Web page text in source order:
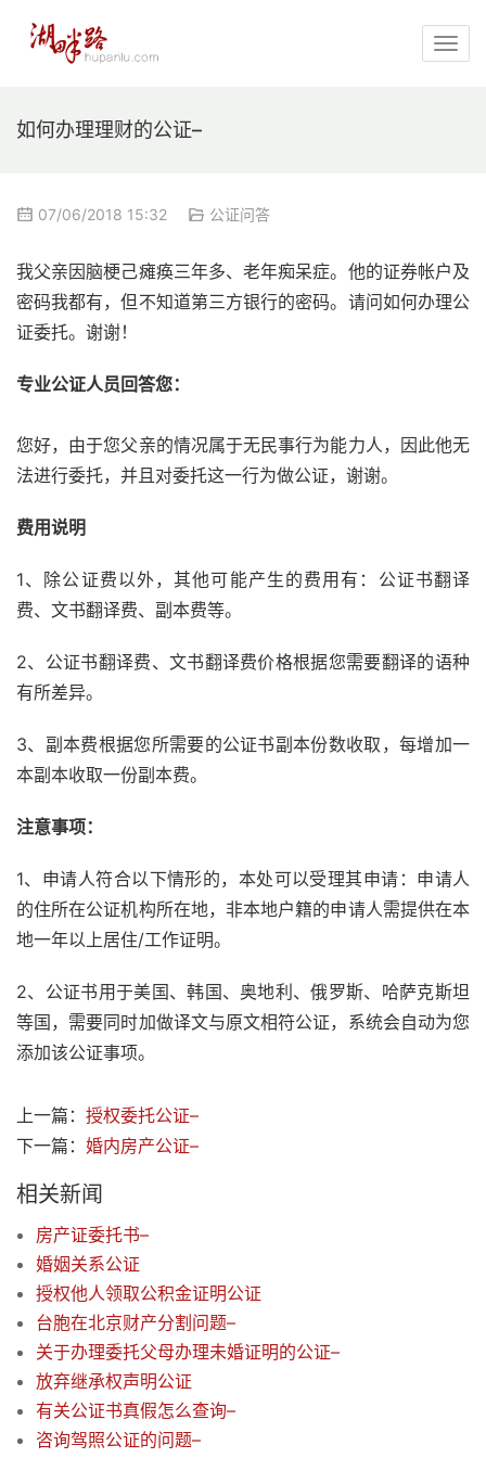
如何办理理财的公证–
07/06/2018 15:32 公证问答
我父亲因脑梗己瘫痪三年多、老年痴呆症。他的证券帐户及
密码我都有，但不知道第三方银行的密码。请问如何办理公
证委托。谢谢！
专业公证人员回答您：
您好，由于您父亲的情况属于无民事行为能力人，因此他无
法进行委托，并且对委托这一行为做公证，谢谢。
费用说明
1、除公证费以外，其他可能产生的费用有：公证书翻译
费、文书翻译费、副本费等。
2、公证书翻译费、文书翻译费价格根据您需要翻译的语种
有所差异。
3、副本费根据您所需要的公证书副本份数收取，每增加一
本副本收取一份副本费。
注意事项：
1、申请人符合以下情形的，本处可以受理其申请：申请人
的住所在公证机构所在地，非本地户籍的申请人需提供在本
地一年以上居住/工作证明。
2、公证书用于美国、韩国、奥地利、俄罗斯、哈萨克斯坦
等国，需要同时加做译文与原文相符公证，系统会自动为您
添加该公证事项。
上一篇： 授权委托公证–
下一篇： 婚内房产公证–
相关新闻
房产证委托书–
婚姻关系公证
授权他人领取公积金证明公证
台胞在北京财产分割问题–
关于办理委托父母办理未婚证明的公证–
放弃继承权声明公证
有关公证书真假怎么查询–
咨询驾照公证的问题–